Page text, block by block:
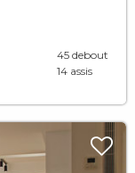
45 debout
14 assis